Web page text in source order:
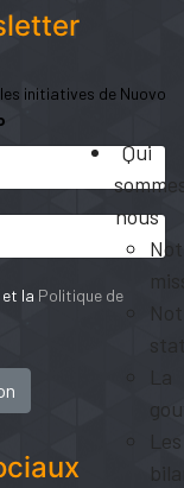
Qui
nous
Les
initiatives de Nuovo
et la Politique de